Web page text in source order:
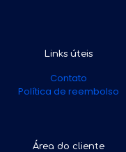
Links úteis
Contato
Política de reembolso
Área do cliente